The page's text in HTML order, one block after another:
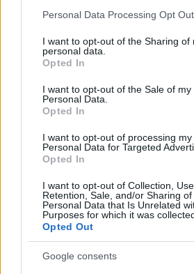
Please note that this website/app uses
not limited to your visit or usage
grant or deny consent to Google and
use your data for below specified
consent section.
Personal Data Processing Opt
I want to opt-out of the Sharing of
personal data.
Opted In
I want to opt-out of the Sale of my
Personal Data.
Opted In
I want to opt-out of processing my
Personal Data for Targeted
Opted In
I want to opt-out of Collection, Use,
Retention, Sale, and/or Sharing of
Personal Data that Is Unrelated
Purposes for which it was
Opted Out
Google consents
Το «ντόνατ» της OpenAI: Όλα όσα
πρώτη της συσκευή με υπογραφή
«Πανικός» στο πανηγύρι της
ΒΙΝΤΕΟ